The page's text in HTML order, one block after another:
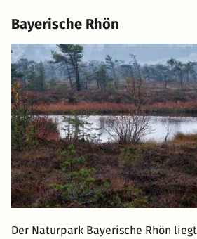
Bayerische Rhön
Der Naturpark Bayerische Rhön